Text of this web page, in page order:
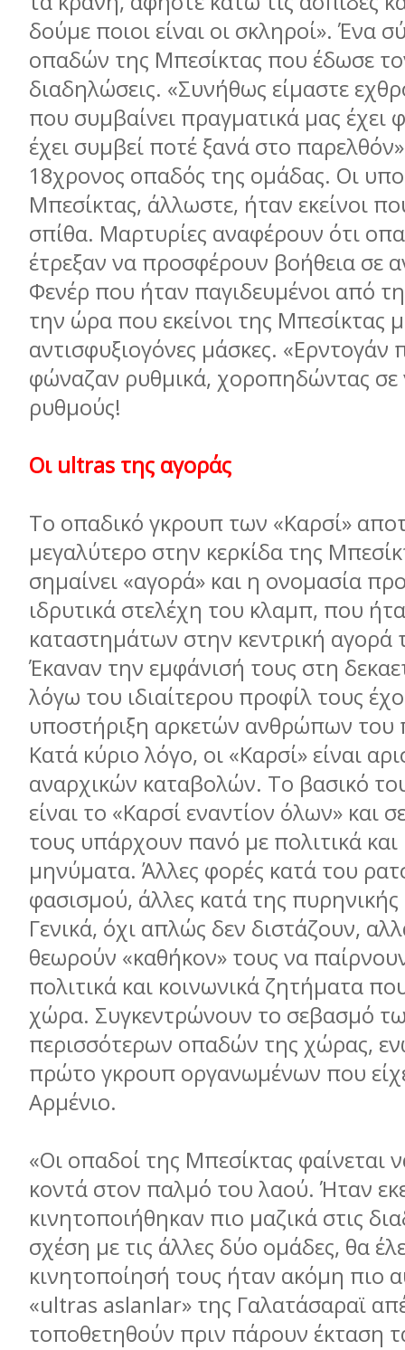
δούμε ποιοι είναι οι σκληροί». Ένα
οπαδών της Μπεσίκτας που έδωσε
διαδηλώσεις. «Συνήθως είμαστε
που συμβαίνει πραγματικά μας έχει
έχει συμβεί ποτέ ξανά στο
18χρονος οπαδός της ομάδας. Οι
Μπεσίκτας, άλλωστε, ήταν εκείνοι
σπίθα. Μαρτυρίες αναφέρουν ότι
έτρεξαν να προσφέρουν βοήθεια σε
Φενέρ που ήταν παγιδευμένοι από
την ώρα που εκείνοι της Μπεσίκτας
αντισφυξιογόνες μάσκες. «Ερντογάν
φώναζαν ρυθμικά, χοροπηδώντας σε
ρυθμούς!
Οι ultras της αγοράς
Το οπαδικό γκρουπ των «Καρσί»
μεγαλύτερο στην κερκίδα της
σημαίνει «αγορά» και η ονομασία
ιδρυτικά στελέχη του κλαμπ, που
καταστημάτων στην κεντρική αγορά
Έκαναν την εμφάνισή τους στη
λόγω του ιδιαίτερου προφίλ τους
υποστήριξη αρκετών ανθρώπων του
Κατά κύριο λόγο, οι «Καρσί» είναι
αναρχικών καταβολών. Το βασικό
είναι το «Καρσί εναντίον όλων» και
τους υπάρχουν πανό με πολιτικά και
μηνύματα. Άλλες φορές κατά του
φασισμού, άλλες κατά της πυρηνικής
Γενικά, όχι απλώς δεν διστάζουν,
θεωρούν «καθήκον» τους να
πολιτικά και κοινωνικά ζητήματα
χώρα. Συγκεντρώνουν το σεβασμό
περισσότερων οπαδών της χώρας,
πρώτο γκρουπ οργανωμένων που
Αρμένιο.
«Οι οπαδοί της Μπεσίκτας φαίνεται
κοντά στον παλμό του λαού. Ήταν
κινητοποιήθηκαν πιο μαζικά στις
σχέση με τις άλλες δύο ομάδες, θα
κινητοποίησή τους ήταν ακόμη πιο
«ultras aslanlar» της Γαλατάσαραϊ
τοποθετηθούν πριν πάρουν έκταση